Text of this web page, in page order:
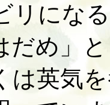
リにな
だめ」
は英気